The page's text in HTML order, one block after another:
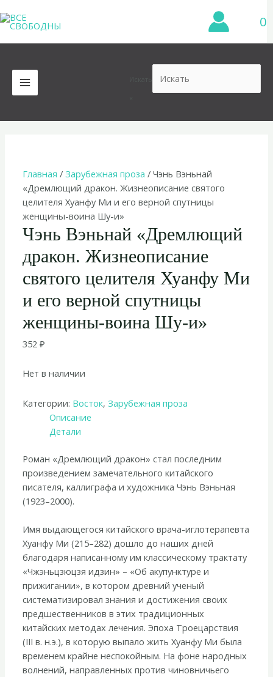
к
содержимому
0
MAIN
MENU
Главная /Зарубежная проза / Чэнь Вэньнай
«Дремлющий дракон. Жизнеописание святого
целителя Хуанфу Ми и его верной спутницы
женщины-воина Шу-и»
Чэнь Вэньнай «Дремлющий
дракон. Жизнеописание
святого целителя Хуанфу Ми
и его верной спутницы
женщины-воина Шу-и»
352₽
Нет в наличии
Категории: Восток,Зарубежная проза
Описание
Детали
Роман «Дремлющий дракон» стал последним
произведением замечательного китайского
писателя, каллиграфа и художника Чэнь Вэньная
(1923–2000).
Имя выдающегося китайского врача-иглотерапевта
Хуанфу Ми (215–282) дошло до наших дней
благодаря написанному им классическому трактату
«Чжэньцзюцзя идзин» – «Об акупунктуре и
прижигании», в котором древний ученый
систематизировал знания и достижения своих
предшественников в этих традиционных
китайских методах лечения. Эпоха Троецарствия
(III в. н.э.), в которую выпало жить Хуанфу Ми была
временем крайне неспокойным. На фоне народных
волнений, направленных против чиновничьего